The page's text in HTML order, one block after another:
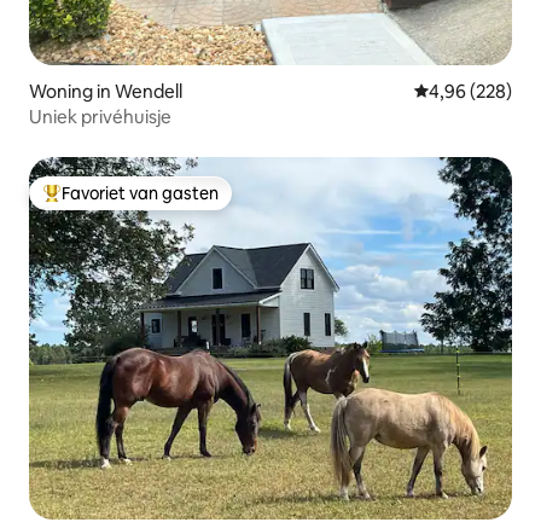
Woning in Wendell Gemiddelde
4,96 (228)
Uniek privéhuisje
Topfavoriet van gasten
Favoriet van gasten